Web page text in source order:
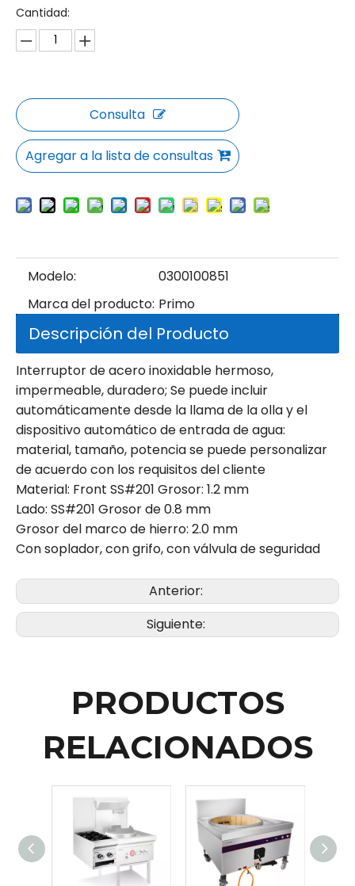
Cantidad:
Consulta
Agregar a la lista de consultas
Modelo:
0300100851
Marca del producto: Primo
Descripción del Producto
Interruptor de acero inoxidable hermoso,
impermeable, duradero; Se puede incluir
automáticamente desde la llama de la olla y el
dispositivo automático de entrada de agua:
material, tamaño, potencia se puede personalizar
de acuerdo con los requisitos del cliente
Material: Front SS#201 Grosor: 1.2 mm
Lado: SS#201 Grosor de 0.8 mm
Grosor del marco de hierro: 2.0 mm
Con soplador, con grifo, con válvula de seguridad
Anterior:
Siguiente:
PRODUCTOS
RELACIONADOS